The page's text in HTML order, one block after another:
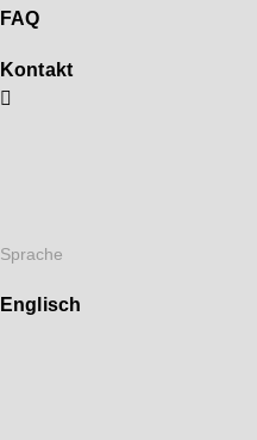
FAQ
Kontakt
Sprache
Englisch